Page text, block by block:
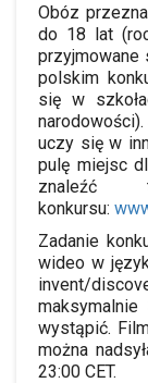
Obóz
do 18 lat
przyjmowane
polskim
się w
uczy się w
pulę miejsc
konkursu:
Zadanie
wideo w
invent/
wystąpić.
można
23:00 CET.